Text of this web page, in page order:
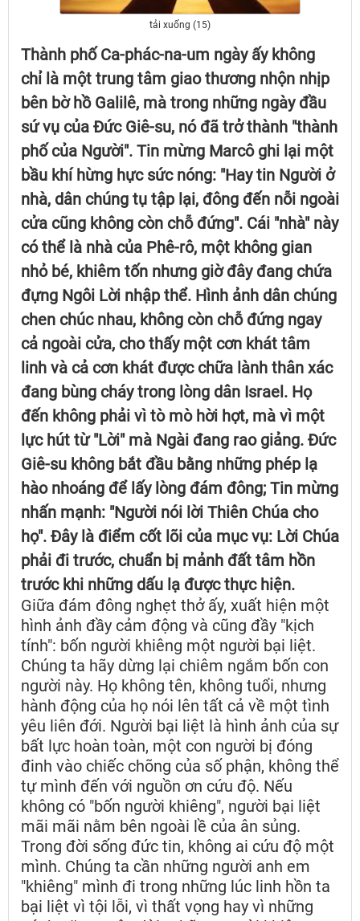
tải xuống (15)
Thành phố Ca-phác-na-um ngày ấy không
chỉ là một trung tâm giao thương nhộn nhịp
bên bờ hồ Galilê, mà trong những ngày đầu
sứ vụ của Đức Giê-su, nó đã trở thành "thành
phố của Người". Tin mừng Marcô ghi lại một
bầu khí hừng hực sức nóng: "Hay tin Người ở
nhà, dân chúng tụ tập lại, đông đến nỗi ngoài
cửa cũng không còn chỗ đứng". Cái "nhà" này
có thể là nhà của Phê-rô, một không gian
nhỏ bé, khiêm tốn nhưng giờ đây đang chứa
đựng Ngôi Lời nhập thể. Hình ảnh dân chúng
chen chúc nhau, không còn chỗ đứng ngay
cả ngoài cửa, cho thấy một cơn khát tâm
linh và cả cơn khát được chữa lành thân xác
đang bùng cháy trong lòng dân Israel. Họ
đến không phải vì tò mò hời hợt, mà vì một
lực hút từ "Lời" mà Ngài đang rao giảng. Đức
Giê-su không bắt đầu bằng những phép lạ
hào nhoáng để lấy lòng đám đông; Tin mừng
nhấn mạnh: "Người nói lời Thiên Chúa cho
họ". Đây là điểm cốt lõi của mục vụ: Lời Chúa
phải đi trước, chuẩn bị mảnh đất tâm hồn
trước khi những dấu lạ được thực hiện.
Giữa đám đông nghẹt thở ấy, xuất hiện một
hình ảnh đầy cảm động và cũng đầy "kịch
tính": bốn người khiêng một người bại liệt.
Chúng ta hãy dừng lại chiêm ngắm bốn con
người này. Họ không tên, không tuổi, nhưng
hành động của họ nói lên tất cả về một tình
yêu liên đới. Người bại liệt là hình ảnh của sự
bất lực hoàn toàn, một con người bị đóng
đinh vào chiếc chõng của số phận, không thể
tự mình đến với nguồn ơn cứu độ. Nếu
không có "bốn người khiêng", người bại liệt
mãi mãi nằm bên ngoài lề của ân sủng.
Trong đời sống đức tin, không ai cứu độ một
mình. Chúng ta cần những người anh em
"khiêng" mình đi trong những lúc linh hồn ta
bại liệt vì tội lỗi, vì thất vọng hay vì những